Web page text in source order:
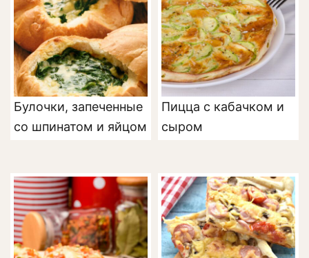
Булочки, запеченные
со шпинатом и яйцом
Пицца с кабачком и
сыром